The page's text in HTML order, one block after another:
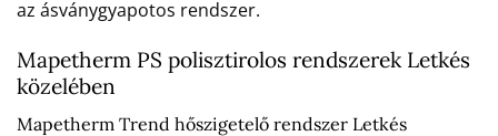
az ásványgyapotos rendszer.
Mapetherm PS polisztirolos rendszerek Letkés
közelében
Mapetherm Trend hőszigetelő rendszer Letkés